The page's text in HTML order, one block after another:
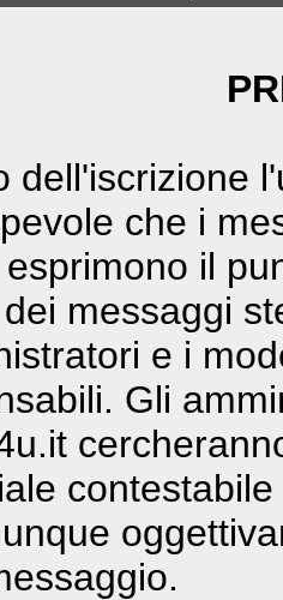
dell'iscrizione
che i
il
messaggi
e i
Gli